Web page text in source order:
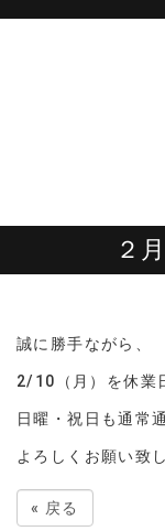
２
誠に勝手ながら、
2/10（月）を休業
日曜・祝日も通常
よろしくお願い致
« 戻る